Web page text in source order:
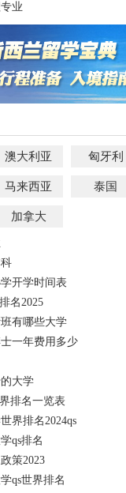
业
澳大利亚 匈牙利
马来西亚 泰国
加拿大
开学时间表
名2025
有哪些大学
一年费用多少
大学
排名一览表
界排名2024qs
qs排名
策2023
qs世界排名